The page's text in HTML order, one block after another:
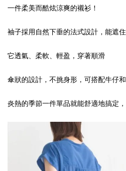
一件柔美而酷炫涼爽的襯衫！
袖子採用自然下垂的法式設計，能遮住
它透氣、柔軟、輕盈，穿著順滑
傘狀的設計，不挑身形，可搭配牛仔
炎熱的季節一件單品就能舒適地搞定